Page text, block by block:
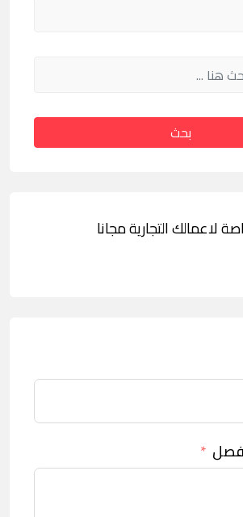
بحث
التجارية مجانا